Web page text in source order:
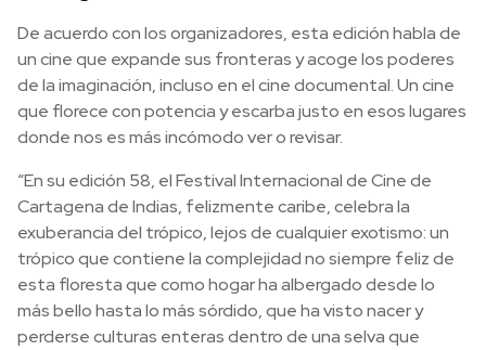
De acuerdo con los organizadores, esta edición habla de
un cine que expande sus fronteras y acoge los poderes
de la imaginación, incluso en el cine documental. Un cine
que florece con potencia y escarba justo en esos lugares
donde nos es más incómodo ver o revisar.
“En su edición 58, el Festival Internacional de Cine de
Cartagena de Indias, felizmente caribe, celebra la
exuberancia del trópico, lejos de cualquier exotismo: un
trópico que contiene la complejidad no siempre feliz de
esta floresta que como hogar ha albergado desde lo
más bello hasta lo más sórdido, que ha visto nacer y
perderse culturas enteras dentro de una selva que